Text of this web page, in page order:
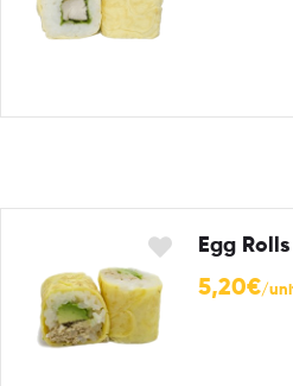
Egg
5,20€